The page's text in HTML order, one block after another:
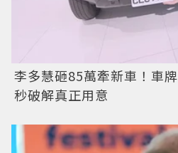
李多慧砸85萬牽新車！車
秒破解真正用意